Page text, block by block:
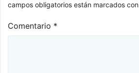
campos obligatorios están marcados con
Comentario *